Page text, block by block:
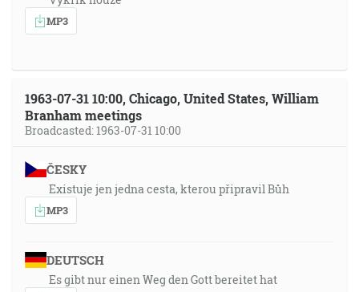
MP3
1963-07-31 10:00, Chicago, United States, William
Branham meetings
Broadcasted: 1963-07-31 10:00
ČESKY
Existuje jen jedna cesta, kterou připravil Bůh
MP3
DEUTSCH
Es gibt nur einen Weg den Gott bereitet hat